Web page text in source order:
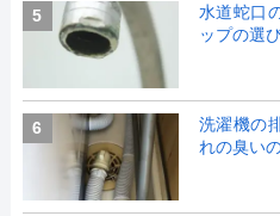
5
水道蛇口
ップの選
6
洗濯機の
れの臭い